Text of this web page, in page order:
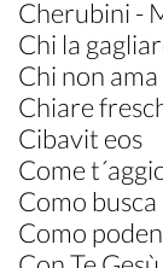
Cherubini -
Chi la
Chi non
Chiare
Cibavit eos
Come
Como busca
Como poden